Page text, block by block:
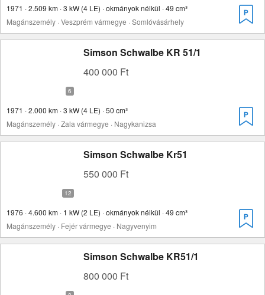
1971 · 2.509 km · 3 kW (4 LE) · okmányok nélkül · 49 cm³
Magánszemély · Veszprém vármegye · Somlóvásárhely
Simson Schwalbe KR 51/1
400 000 Ft
1971 · 2.000 km · 3 kW (4 LE) · 50 cm³
Magánszemély · Zala vármegye · Nagykanizsa
Simson Schwalbe Kr51
550 000 Ft
1976 · 4.600 km · 1 kW (2 LE) · okmányok nélkül · 49 cm³
Magánszemély · Fejér vármegye · Nagyvenyim
Simson Schwalbe KR51/1
800 000 Ft